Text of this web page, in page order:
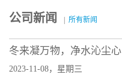
公司新闻 所有新闻
冬来凝万物，净水沁尘心
2023-11-08，星期三